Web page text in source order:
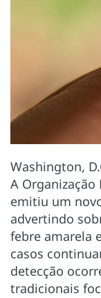
Washington,
A Organização
emitiu um
advertindo
febre amarela
casos
detecção
tradicionais